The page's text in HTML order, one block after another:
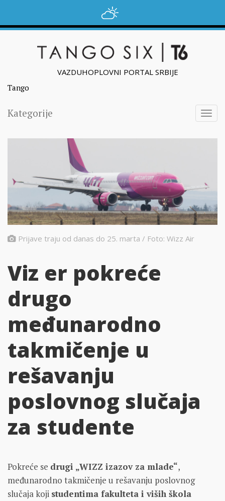
VAZDUHOPLOVNI PORTAL SRBIJE
Tango
Kategorije
Prijave traju od danas do 25. marta / Foto: Wizz Air
Viz er pokreće
drugo
međunarodno
takmičenje u
rešavanju
poslovnog slučaja
za studente
Pokreće se drugi „WIZZ izazov za mlade“,
međunarodno takmičenje u rešavanju poslovnog
slučaja koji studentima fakulteta i viših škola